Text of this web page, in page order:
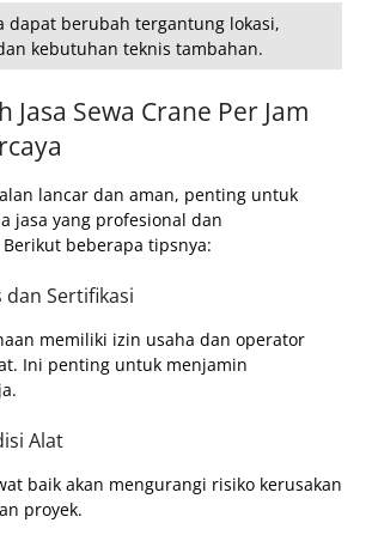
dapat berubah tergantung lokasi,
kebutuhan teknis tambahan.
Jasa Sewa Crane Per Jam
lancar dan aman, penting untuk
jasa yang profesional dan
beberapa tipsnya:
dan Sertifikasi
memiliki izin usaha dan operator
Ini penting untuk menjamin
Alat
baik akan mengurangi risiko kerusakan
proyek.